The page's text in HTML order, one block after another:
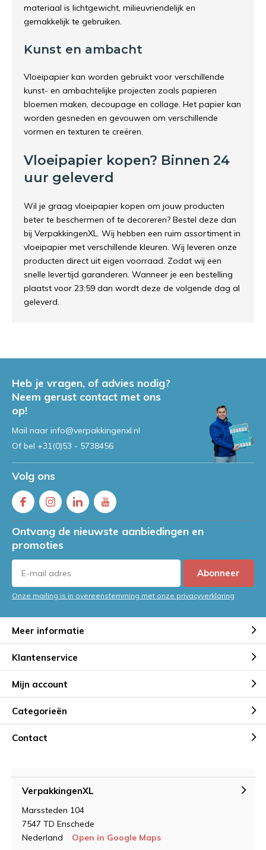
materiaal is lichtgewicht, milieuvriendelijk en
gemakkelijk te gebruiken.
Kunst en ambacht
Vloeipapier kan worden gebruikt voor verschillende
kunst- en ambachtelijke projecten zoals papieren
bloemen maken, decoupage en collage. Het papier kan
worden gesneden en gevouwen om verschillende
vormen en texturen te creëren.
Vloeipapier kopen? Binnen 24
uur geleverd
Wil je graag vloeipapier kopen om jouw producten
beter te beschermen of te decoreren? Bestel deze dan
bij VerpakkingenXL. Wij hebben een ruim assortiment in
vloeipapier met verschillende kleuren. Wij leveren onze
producten direct uit eigen voorraad. Zodat wij een
snelle levertijd garanderen. Wanneer je een bestelling
plaatst voor 23:59 dan wordt deze de volgende dag al
geleverd.
Heb je vragen, of advies nodig?
Neem gerust contact met ons
op!
Mail naar info@verpakkingenxl.nl
Of bel +31(0)53 - 5738456
Volg ons
Ontvang de nieuwste aanbiedingen en
promoties
Abonneer
Onze mailing is in overeenstemming met onze privacyverklaring
Meer informatie
Klantenservice
Mijn account
Categorieën
Contact
VerpakkingenXL
Marssteden 104
7547 TD Enschede
Nederland
Open in Google Maps